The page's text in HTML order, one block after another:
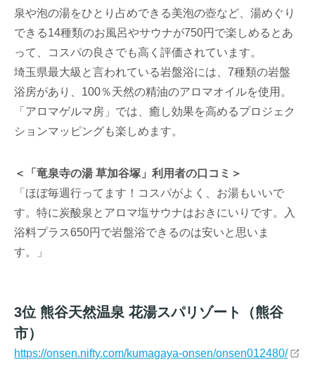
泉や泡の湯をひとり占めできる美泡の壺など、湯めぐり
できる14種類のお風呂やサウナが750円で楽しめるとあ
って、コスパの良さでも高く評価されています。
埼玉県最大級と言われている岩盤浴には、7種類の岩盤
浴房があり、100％天然の精油のアロマオイルを使用。
「アロマゲルマ房」では、癒し効果を高めるプロジェク
ションマッピングも楽しめます。
＜「竜泉寺の湯 草加谷塚」利用者の口コミ＞
「ほぼ毎週行ってます！コスパがよく、お湯もいいで
す。特に炭酸泉とアロマ塩サウナはおきにいりです。入
浴料プラス650円で岩盤浴できるのは安いと思いま
す。」
3位 熊谷天然温泉 花湯スパリゾート（熊谷
市）
https://onsen.nifty.com/kumagaya-onsen/onsen012480/